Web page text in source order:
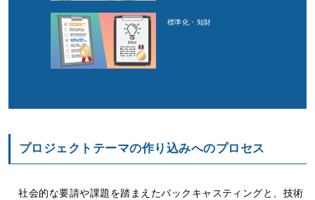
標準化・知財
プロジェクトテーマの作り込みへのプロセス
社会的な要請や課題を踏まえたバックキャスティングと、技術